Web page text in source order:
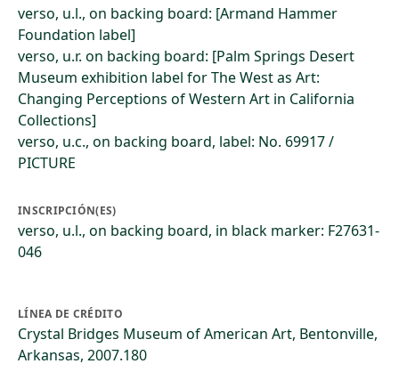
verso, u.l., on backing board: [Armand Hammer
Foundation label]
verso, u.r. on backing board: [Palm Springs Desert
Museum exhibition label for The West as Art:
Changing Perceptions of Western Art in California
Collections]
verso, u.c., on backing board, label: No. 69917 /
PICTURE
INSCRIPCIÓN(ES)
verso, u.l., on backing board, in black marker: F27631-
046
LÍNEA DE CRÉDITO
Crystal Bridges Museum of American Art, Bentonville,
Arkansas, 2007.180